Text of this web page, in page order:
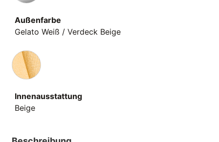
Außenfarbe
Gelato Weiß / Verdeck Beige
Innenausstattung
Innenausstattung
Beige